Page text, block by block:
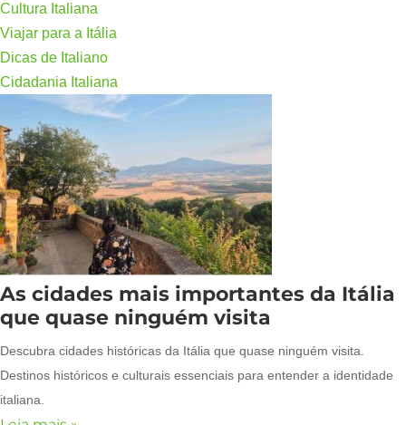
Cultura Italiana
Viajar para a Itália
Dicas de Italiano
Cidadania Italiana
As cidades mais importantes da Itália
que quase ninguém visita
Descubra cidades históricas da Itália que quase ninguém visita.
Destinos históricos e culturais essenciais para entender a identidade
italiana.